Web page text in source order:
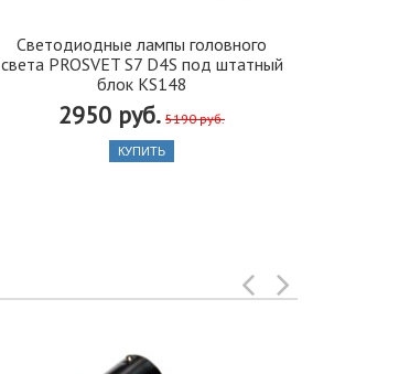
Светодиодные лампы головного
света PROSVET S7 D4S под штатный
блок KS148
2950 руб. 5190 руб.
КУПИТЬ